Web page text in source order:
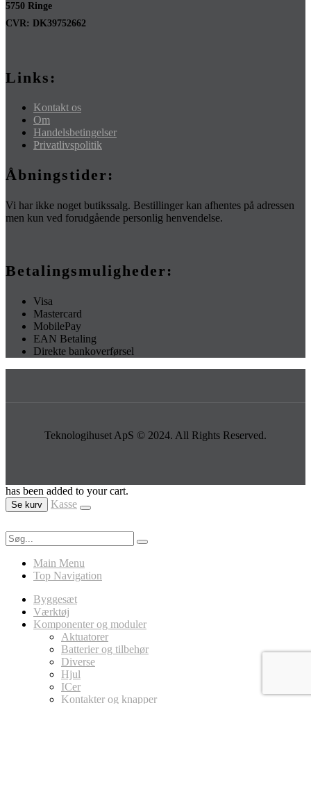
5750 Ringe
CVR: DK39752662
Links:
Kontakt os
Om
Handelsbetingelser
Privatlivspolitik
Åbningstider:
Vi har ikke noget butikssalg. Bestillinger kan afhentes på adressen
men kun ved forudgående personlig henvendelse.
Betalingsmuligheder:
Visa
Mastercard
MobilePay
EAN Betaling
Direkte bankoverførsel
Teknologihuset ApS © 2024. All Rights Reserved.
has been added to your cart.
Se kurv Kasse
Main Menu
Top Navigation
Byggesæt
Værktøj
Komponenter og moduler
Aktuatorer
Batterier og tilbehør
Diverse
Hjul
ICer
Kontakter og knapper